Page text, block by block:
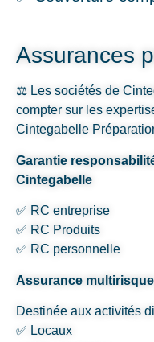
Assurances
⚖️ Les sociétés de
compter sur les
Cintegabelle
Garantie
Cintegabelle
✅ RC entreprise
✅ RC Produits
✅ RC personnelle
Assurance
Destinée aux activités
✅ Locaux